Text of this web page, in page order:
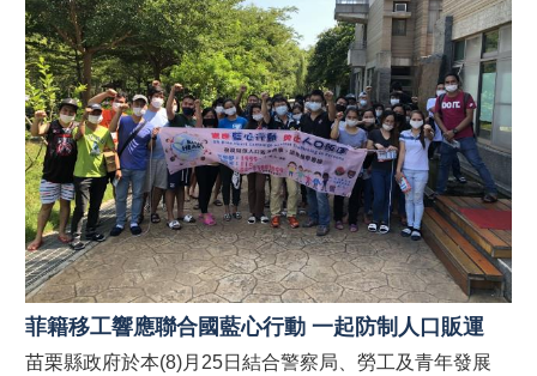
人口販運意識，並動員國際組織、政府、民間社團或私人
機構的資源，一起防制人口販運的發生！ 【人口販運案件
檢舉及被害人保護24小時免費專線】 1. 勞動部：1955外
籍勞工及雇主多國語言諮詢保護專線(提供中、英、越、
印、泰等5種語言) 2. 移民署：02-2388-3095 (我想爸爸，
響鈴救我，人口販運案件檢舉專線) 3. 警察局：110 【如
何申請苗栗縣政府外籍移工宣導團到廠實施宣導？】 申請
窗口： (一)勞青處：受理以外籍移工、其聘僱單位及仲介
公司職員為宣導對象之申請。聯絡電話：037-559245。
(二)農業處：受理以外籍漁工、其聘僱單位及仲介公司職
員為宣導對象之申請。聯絡電話：037-559763。 #苗栗縣
政府外籍移工宣導團 #防制人口販運藍心行動
菲籍移工響應聯合國藍心行動 一起防制人口販運
苗栗縣政府於本(8)月25日結合警察局、勞工及青年發展